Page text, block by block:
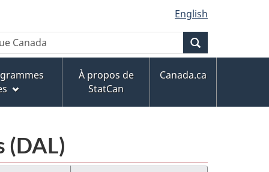
English
À propos de
StatCan
Canada.ca
(DAL)